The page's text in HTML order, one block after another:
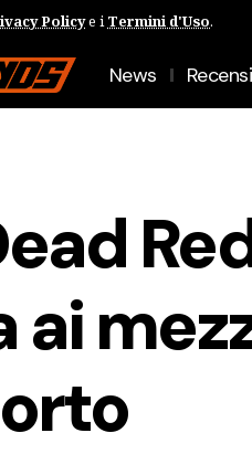
Policye i Termini d'Uso.
News
ai